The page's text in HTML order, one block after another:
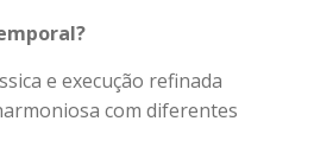
e execução refinada
com diferentes